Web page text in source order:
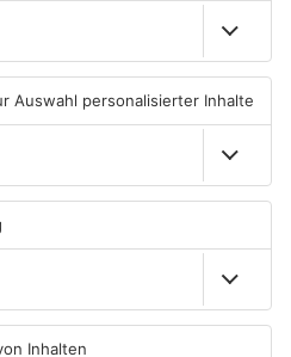
Kliniken im Primaveraland